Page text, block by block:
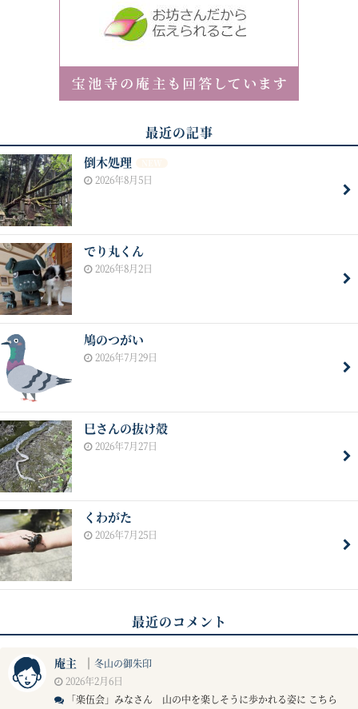
最近の記事
倒木処理
2026年8月5日
でり丸くん
2026年8月2日
鳩のつがい
2026年7月29日
巳さんの抜け殻
2026年7月27日
くわがた
2026年7月25日
最近のコメント
庵主 ｜ 冬山の御朱印
2026年2月6日
「楽伍会」みなさん 山の中を楽しそうに歩かれる姿に こちら